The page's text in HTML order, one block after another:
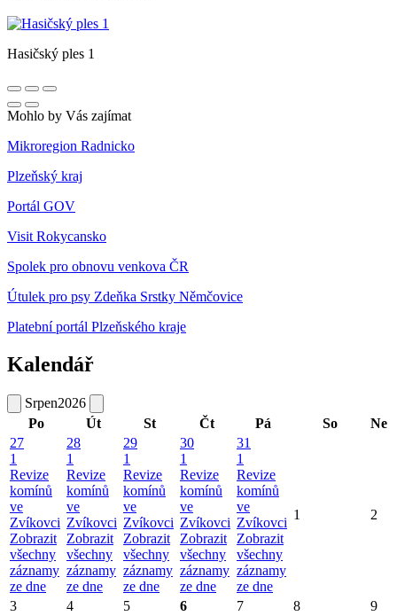
Hasičský ples 1
Mohlo by Vás zajímat
Mikroregion Radnicko
Plzeňský kraj
Portál GOV
Visit Rokycansko
Spolek pro obnovu venkova ČR
Útulek pro psy Zdeňka Srstky Němčovice
Platební portál Plzeňského kraje
Kalendář
Srpen2026
Po
Út St Čt Pá So
Ne
27
1
Revize
komínů
ve
Zvíkovci
Zobrazit
všechny
záznamy
ze dne
28
1
Revize
komínů
ve
Zvíkovci
Zobrazit
všechny
záznamy
ze dne
29
1
Revize
komínů
ve
Zvíkovci
Zobrazit
všechny
záznamy
ze dne
30
1
Revize
komínů
ve
Zvíkovci
Zobrazit
všechny
záznamy
ze dne
31
1
Revize
komínů
ve
Zvíkovci
Zobrazit
všechny
záznamy
ze dne
1 2
3 4 5 6 7 8 9